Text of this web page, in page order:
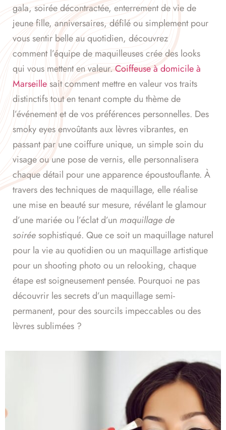
gala, soirée décontractée, enterrement de vie de
jeune fille, anniversaires, défilé ou simplement pour
vous sentir belle au quotidien, découvrez
comment l’équipe de maquilleuses crée des looks
qui vous mettent en valeur. Coiffeuse à domicile à
Marseille sait comment mettre en valeur vos traits
distinctifs tout en tenant compte du thème de
l’événement et de vos préférences personnelles. Des
smoky eyes envoûtants aux lèvres vibrantes, en
passant par une coiffure unique, un simple soin du
visage ou une pose de vernis, elle personnalisera
chaque détail pour une apparence époustouflante. À
travers des techniques de maquillage, elle réalise
une mise en beauté sur mesure, révélant le glamour
d’une mariée ou l’éclat d’un maquillage de
soirée sophistiqué. Que ce soit un maquillage naturel
pour la vie au quotidien ou un maquillage artistique
pour un shooting photo ou un relooking, chaque
étape est soigneusement pensée. Pourquoi ne pas
découvrir les secrets d’un maquillage semi-
permanent, pour des sourcils impeccables ou des
lèvres sublimées ?